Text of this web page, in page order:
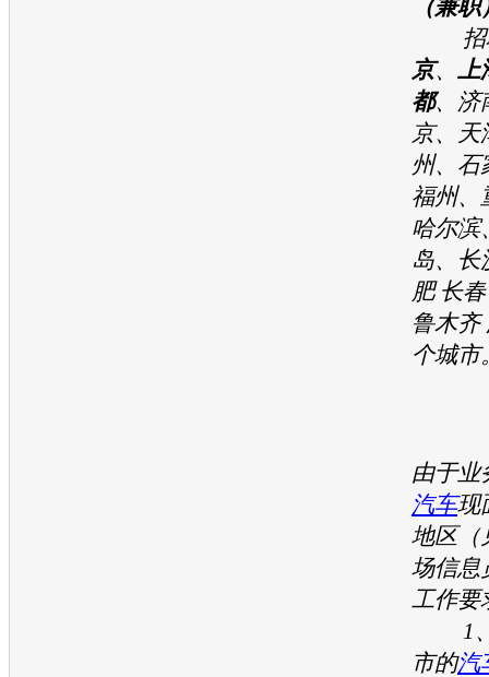
（兼职
招
京、 上
都、济
京、天
州、石
福州、
哈尔滨
岛、长
肥 长
鲁木齐
个城市
由于业
汽车现
地区（
场信息
工作要
1、
市的汽